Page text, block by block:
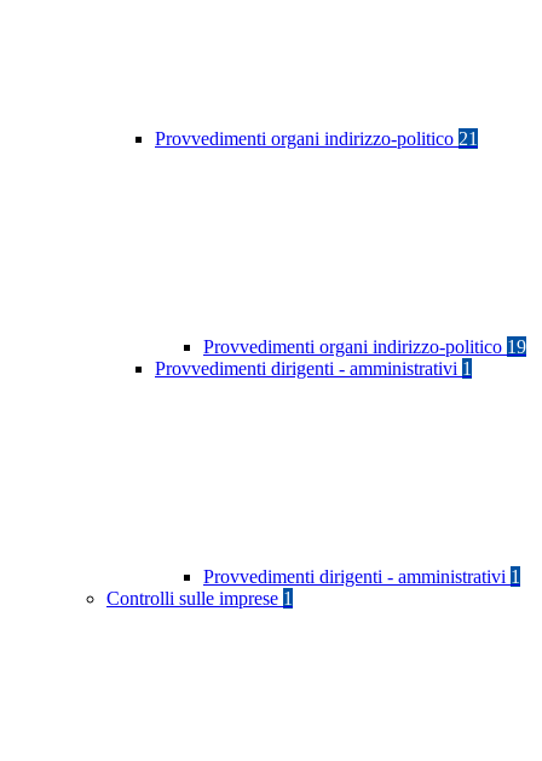
Provvedimenti organi indirizzo-politico 21
Provvedimenti organi indirizzo-politico 19
Provvedimenti dirigenti - amministrativi 1
Provvedimenti dirigenti - amministrativi 1
Controlli sulle imprese 1